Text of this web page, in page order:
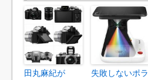
田丸麻紀が
失敗しないポラ